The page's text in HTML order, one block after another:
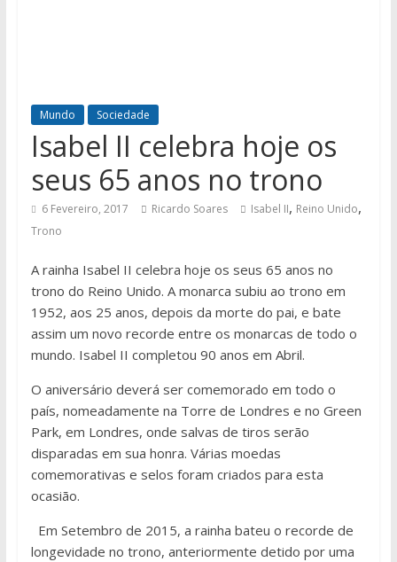
Mundo Sociedade
Isabel II celebra hoje os
seus 65 anos no trono
6 Fevereiro, 2017 Ricardo Soares Isabel II, Reino Unido,
Trono
A rainha Isabel II celebra hoje os seus 65 anos no
trono do Reino Unido. A monarca subiu ao trono em
1952, aos 25 anos, depois da morte do pai, e bate
assim um novo recorde entre os monarcas de todo o
mundo. Isabel II completou 90 anos em Abril.
O aniversário deverá ser comemorado em todo o
país, nomeadamente na Torre de Londres e no Green
Park, em Londres, onde salvas de tiros serão
disparadas em sua honra. Várias moedas
comemorativas e selos foram criados para esta
ocasião.
Em Setembro de 2015, a rainha bateu o recorde de
longevidade no trono, anteriormente detido por uma